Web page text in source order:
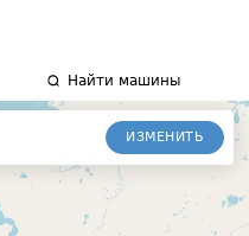
Найти машины
ИЗМЕНИТЬ